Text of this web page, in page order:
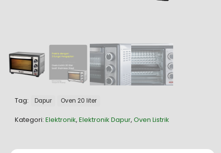
Tag: Dapur Oven 20 liter
Kategori: Elektronik, Elektronik Dapur, Oven Listrik